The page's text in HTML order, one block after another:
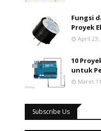
Fungsi
Proyek
April 23,
10
untuk
Maret
Subscribe Us